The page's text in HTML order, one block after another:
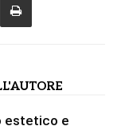
estetico e